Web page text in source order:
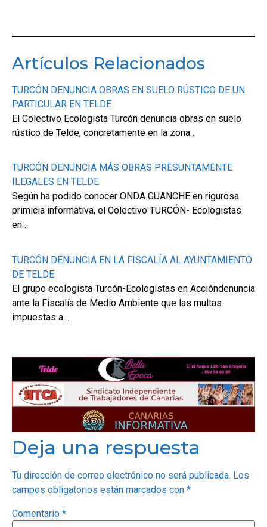
Artículos Relacionados
TURCÓN DENUNCIA OBRAS EN SUELO RÚSTICO DE UN
PARTICULAR EN TELDE
El Colectivo Ecologista Turcón denuncia obras en suelo
rústico de Telde, concretamente en la zona…
TURCÓN DENUNCIA MÁS OBRAS PRESUNTAMENTE
ILEGALES EN TELDE
Según ha podido conocer ONDA GUANCHE en rigurosa
primicia informativa, el Colectivo TURCÓN- Ecologistas
en…
TURCÓN DENUNCIA EN LA FISCALÍA AL AYUNTAMIENTO
DE TELDE
El grupo ecologista Turcón-Ecologistas en Accióndenuncia
ante la Fiscalía de Medio Ambiente que las multas
impuestas a…
Deja una respuesta
Tu dirección de correo electrónico no será publicada. Los
campos obligatorios están marcados con *
Comentario *